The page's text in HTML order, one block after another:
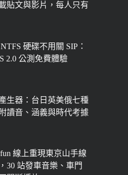
貼文與影片，每人只有
硬碟不用關 SIP：
2.0 公測免費體驗
生器：台日英美俄七種
讀音、涵義與時代考據
線上重現東京山手線
30 站發車音樂、車門